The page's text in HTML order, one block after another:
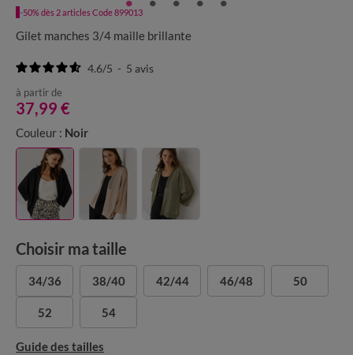
-50% dès 2 articles Code 899013
Gilet manches 3/4 maille brillante
4.6/5 - 5 avis
à partir de
37,99 €
Couleur : Noir
Choisir ma taille
34/36 38/40 42/44 46/48 50
52 54
Guide des tailles